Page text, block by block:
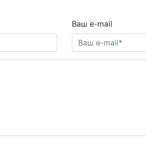
Ваш e-mail